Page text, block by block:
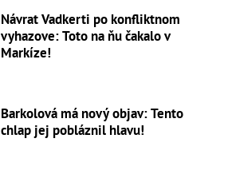
Návrat Vadkerti po konfliktnom
vyhazove: Toto na ňu čakalo v
Markíze!
Barkolová má nový objav: Tento
chlap jej pobláznil hlavu!